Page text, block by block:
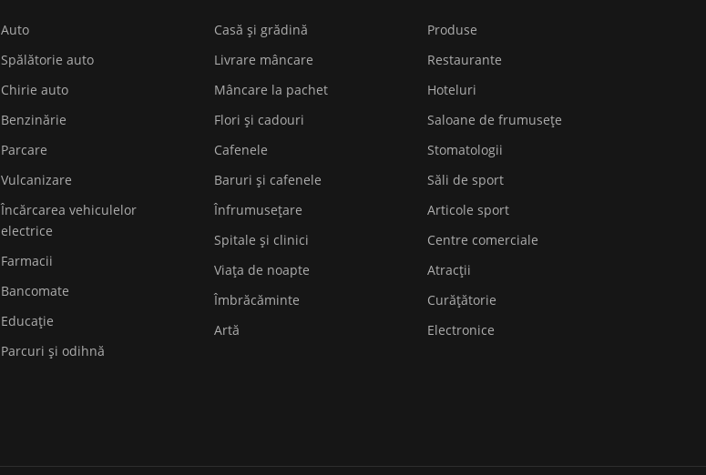
Auto
Spălătorie auto
Chirie auto
Benzinărie
Parcare
Vulcanizare
Încărcarea vehiculelor
electrice
Farmacii
Bancomate
Educaţie
Parcuri și odihnă
Casă și grădină
Livrare mâncare
Mâncare la pachet
Flori și cadouri
Cafenele
Baruri și cafenele
Înfrumusețare
Spitale și clinici
Viața de noapte
Îmbrăcăminte
Artă
Produse
Restaurante
Hoteluri
Saloane de frumusețe
Stomatologii
Săli de sport
Articole sport
Centre comerciale
Atracții
Curățătorie
Electronice